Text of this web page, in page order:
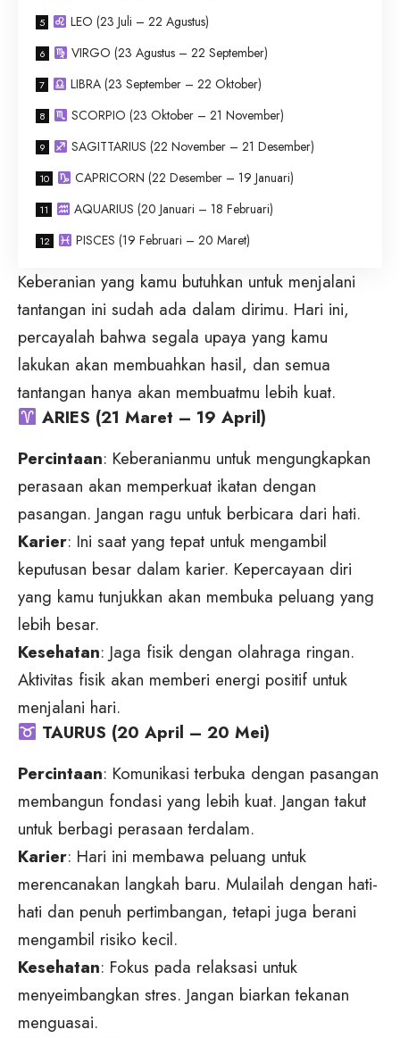
LEO (23 Juli – 22 Agustus)
VIRGO (23 Agustus – 22 September)
LIBRA (23 September – 22 Oktober)
SCORPIO (23 Oktober – 21 November)
SAGITTARIUS (22 November – 21 Desember)
CAPRICORN (22 Desember – 19 Januari)
AQUARIUS (20 Januari – 18 Februari)
PISCES (19 Februari – 20 Maret)
Keberanian yang kamu butuhkan untuk menjalani
tantangan ini sudah ada dalam dirimu. Hari ini,
percayalah bahwa segala upaya yang kamu
lakukan akan membuahkan hasil, dan semua
tantangan hanya akan membuatmu lebih kuat.
ARIES (21 Maret – 19 April)
Percintaan: Keberanianmu untuk mengungkapkan
perasaan akan memperkuat ikatan dengan
pasangan. Jangan ragu untuk berbicara dari hati.
Karier: Ini saat yang tepat untuk mengambil
keputusan besar dalam karier. Kepercayaan diri
yang kamu tunjukkan akan membuka peluang yang
lebih besar.
Kesehatan: Jaga fisik dengan olahraga ringan.
Aktivitas fisik akan memberi energi positif untuk
menjalani hari.
TAURUS (20 April – 20 Mei)
Percintaan: Komunikasi terbuka dengan pasangan
membangun fondasi yang lebih kuat. Jangan takut
untuk berbagi perasaan terdalam.
Karier: Hari ini membawa peluang untuk
merencanakan langkah baru. Mulailah dengan hati-
hati dan penuh pertimbangan, tetapi juga berani
mengambil risiko kecil.
Kesehatan: Fokus pada relaksasi untuk
menyeimbangkan stres. Jangan biarkan tekanan
menguasai.